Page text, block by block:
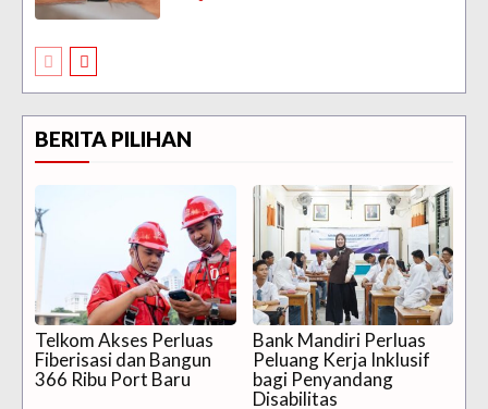
BERITA PILIHAN
Telkom Akses Perluas
Fiberisasi dan Bangun
366 Ribu Port Baru
Bank Mandiri Perluas
Peluang Kerja Inklusif
bagi Penyandang
Disabilitas